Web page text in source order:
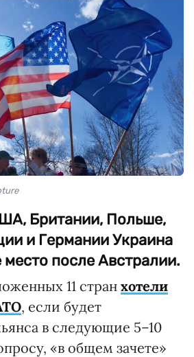
Британии, Польше,
и Германии Украина
место после Австралии.
11 стран хотели
, если будет
в следующие 5–10
«в общем зачете»